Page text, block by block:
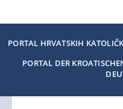
PORTAL HRVATSKIH
PORTAL DER